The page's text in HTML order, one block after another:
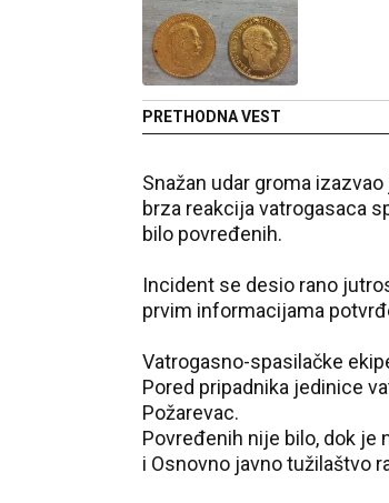
PRETHODNA VEST
Snažan udar groma
brza reakcija vatrogasaca
bilo povređenih.
Incident se desio rano
prvim informacijama
Vatrogasno-spasilačke
Pored pripadnika jedinice
Požarevac.
Povređenih nije bilo, dok je
i Osnovno javno tužilaštvo